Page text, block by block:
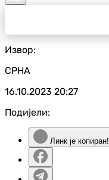
Извор:
СРНА
16.10.2023 20:27
Подијели:
Линк је копиран!